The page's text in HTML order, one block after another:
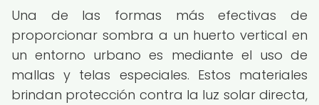
Una de las formas más efectivas de
proporcionar sombra a un huerto vertical en
un entorno urbano es mediante el uso de
mallas y telas especiales. Estos materiales
brindan protección contra la luz solar directa,